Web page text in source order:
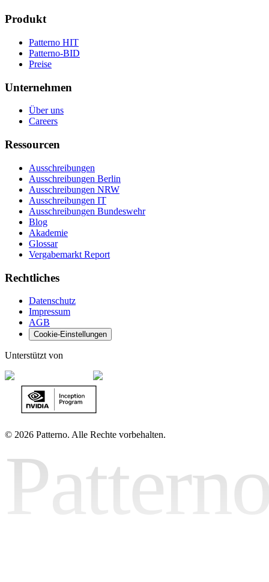
Produkt
Patterno HIT
Patterno-BID
Preise
Unternehmen
Über uns
Careers
Ressourcen
Ausschreibungen
Ausschreibungen Berlin
Ausschreibungen NRW
Ausschreibungen IT
Ausschreibungen Bundeswehr
Blog
Akademie
Glossar
Vergabemarkt Report
Rechtliches
Datenschutz
Impressum
AGB
Cookie-Einstellungen
Unterstützt von
© 2026 Patterno. Alle Rechte vorbehalten.